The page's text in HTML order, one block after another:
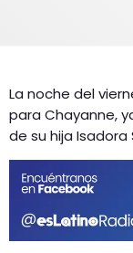
ACTUALIDAD
MÚSICA
INICIO
La noche del
para Chayanne,
de su hija Isadora